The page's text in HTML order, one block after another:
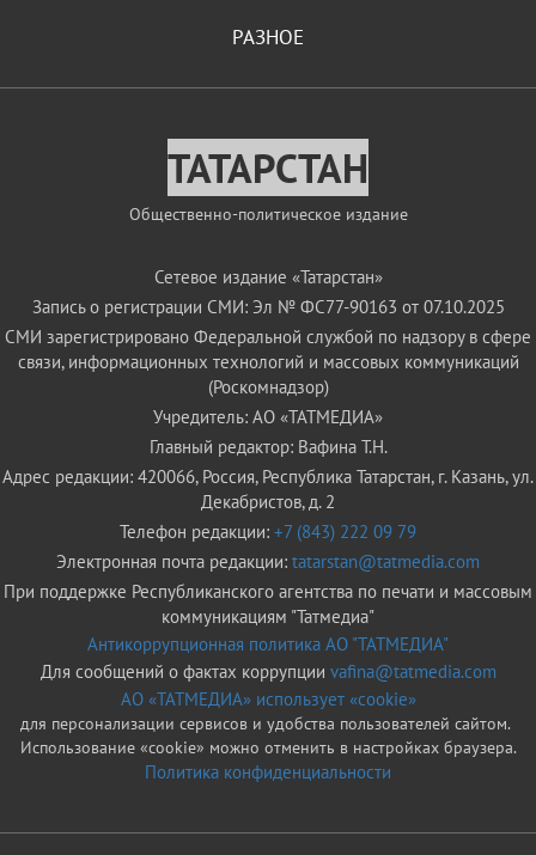
РАЗНОЕ
ТАТАРСТАН
Общественно-политическое издание
Сетевое издание «Татарстан»
Запись о регистрации СМИ: Эл № ФС77-90163 от 07.10.2025
СМИ зарегистрировано Федеральной службой по надзору в сфере
связи, информационных технологий и массовых коммуникаций
(Роскомнадзор)
Учредитель: АО «ТАТМЕДИА»
Главный редактор: Вафина Т.Н.
Адрес редакции: 420066, Россия, Республика Татарстан, г. Казань, ул.
Декабристов, д. 2
Телефон редакции: +7 (843) 222 09 79
Электронная почта редакции: tatarstan@tatmedia.com
При поддержке Республиканского агентства по печати и массовым
коммуникациям "Татмедиа"
Антикоррупционная политика АО "ТАТМЕДИА"
Для сообщений о фактах коррупции vafina@tatmedia.com
АО «ТАТМЕДИА» использует «cookie»
для персонализации сервисов и удобства пользователей сайтом.
Использование «cookie» можно отменить в настройках браузера.
Политика конфиденциальности